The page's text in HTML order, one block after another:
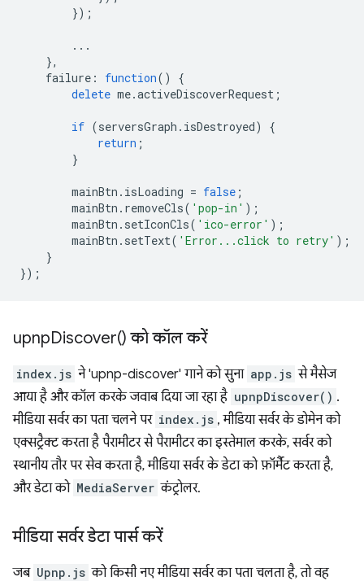
});
...
},
failure : function()
{
delete me.activeDiscoverRequest ;
if (serversGraph . isDestroyed)
{
return ;
}
mainBtn . isLoading = false ;
mainBtn . removeCls( 'pop-in' );
mainBtn . setIconCls( 'ico-error' );
mainBtn . setText( 'Error...click to retry' );
}
});
upnpDiscover() को कॉल करें
index.js ने 'upnp-discover' गाने को सुना app.js से मैसेज
आया है और कॉल करके जवाब दिया जा रहा है upnpDiscover() .
मीडिया सर्वर का पता चलने पर index.js , मीडिया सर्वर के डोमेन को
एक्सट्रैक्ट करता है पैरामीटर से पैरामीटर का इस्तेमाल करके, सर्वर को
स्थानीय तौर पर सेव करता है, मीडिया सर्वर के डेटा को फ़ॉर्मैट करता है,
और डेटा को MediaServer कंट्रोलर.
मीडिया सर्वर डेटा पार्स करें
जब Upnp.js को किसी नए मीडिया सर्वर का पता चलता है, तो वह